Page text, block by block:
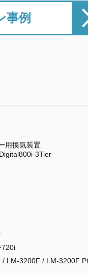
事例
用換気装置
3Tier
LM-3200F / LM-3200F